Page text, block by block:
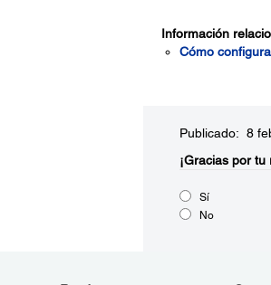
Información
Cómo
Publicado: 8
¡Gracias por tu
Sí
No